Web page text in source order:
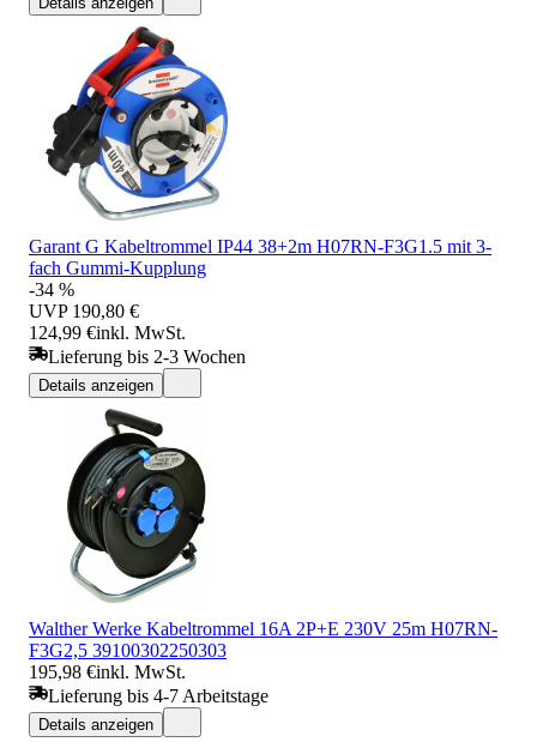
Garant G Kabeltrommel IP44 38+2m H07RN-F3G1.5 mit 3-
fach Gummi-Kupplung
-34 %
UVP 190,80 €
124,99 €inkl. MwSt.
Lieferung bis 2-3 Wochen
Details anzeigen
Walther Werke Kabeltrommel 16A 2P+E 230V 25m H07RN-
F3G2,5 39100302250303
195,98 €inkl. MwSt.
Lieferung bis 4-7 Arbeitstage
Details anzeigen